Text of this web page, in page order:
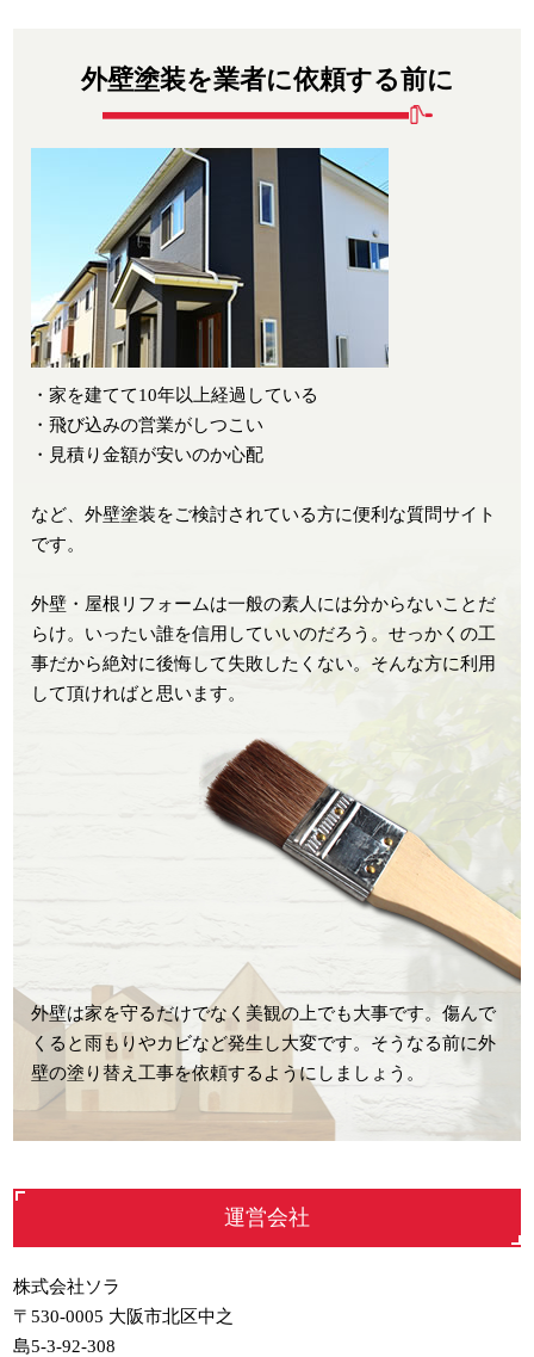
外壁塗装を業者に依頼する前に
・家を建てて10年以上経過している
・飛び込みの営業がしつこい
・見積り金額が安いのか心配
など、外壁塗装をご検討されている方に便利な質問サイト
です。
外壁・屋根リフォームは一般の素人には分からないことだ
らけ。いったい誰を信用していいのだろう。せっかくの工
事だから絶対に後悔して失敗したくない。そんな方に利用
して頂ければと思います。
外壁は家を守るだけでなく美観の上でも大事です。傷んで
くると雨もりやカビなど発生し大変です。そうなる前に外
壁の塗り替え工事を依頼するようにしましょう。
運営会社
株式会社ソラ
〒530-0005 大阪市北区中之
島5-3-92-308